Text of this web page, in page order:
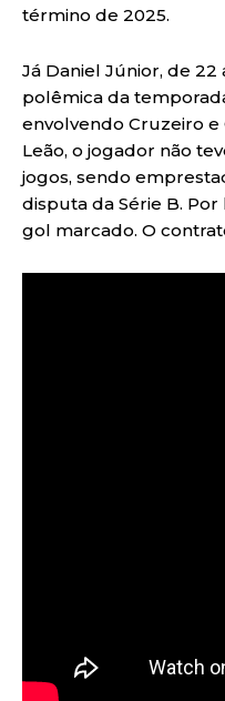
término de 2025.
Já Daniel Júnior, de 22
polêmica da
envolvendo Cruzeiro
Leão, o jogador não
jogos, sendo
disputa da Série B.
gol marcado. O